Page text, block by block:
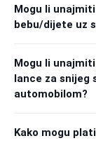
Mogu li
bebu/dijete uz
Mogu li
lance za snijeg
automobilom?
Kako mogu